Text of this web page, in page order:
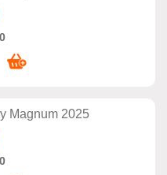
Magnum 2025